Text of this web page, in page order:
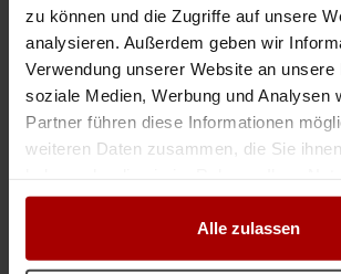
zu können und die Zugriffe auf unsere
analysieren. Außerdem geben wir
Verwendung unserer Website an unsere
soziale Medien, Werbung und Analysen
Partner führen diese Informationen
weiteren Daten zusammen, die Sie
gesammelt haben.
Alle zulassen
Weitere Premium-Gesuche
Wir sind eine Schreinerei und haben uns auf die
Türelementen spezialisiert, wegen
momentan ein Montageteam frei. https://